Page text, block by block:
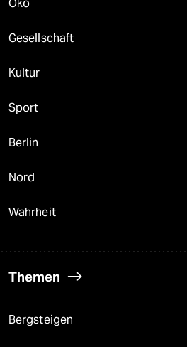
Öko
Gesellschaft
Kultur
Sport
Berlin
Nord
Wahrheit
Themen
Bergsteigen